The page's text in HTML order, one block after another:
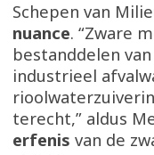
Schepen van
nuance. “Zware
bestanddelen
industrieel
terecht,” aldus
erfenis van de